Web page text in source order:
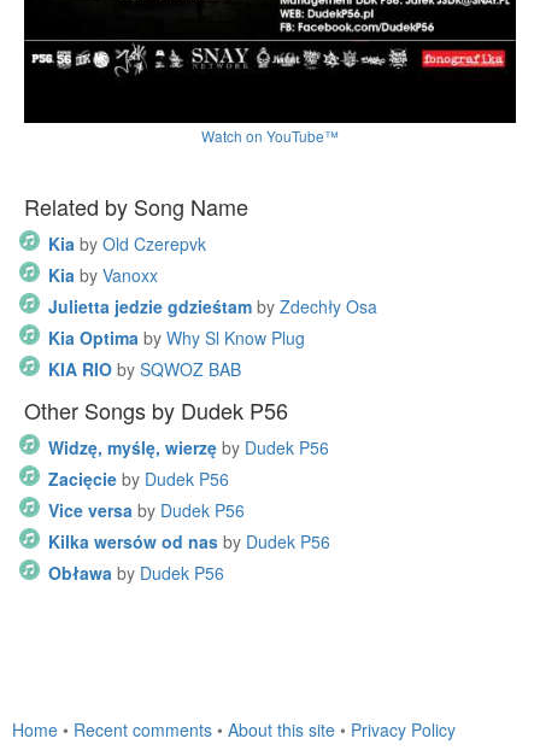
Watch on YouTube™
Related by Song Name
Kia by Old Czerepvk
Kia by Vanoxx
Julietta jedzie gdzieśtam by Zdechły Osa
Kia Optima by Why Sl Know Plug
KIA RIO by SQWOZ BAB
Other Songs by Dudek P56
Widzę, myślę, wierzę by Dudek P56
Zacięcie by Dudek P56
Vice versa by Dudek P56
Kilka wersów od nas by Dudek P56
Obława by Dudek P56
Home • Recent comments • About this site • Privacy Policy